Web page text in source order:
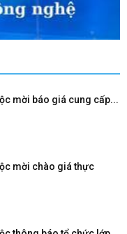
mời báo giá cung cấp...
mời chào giá thực